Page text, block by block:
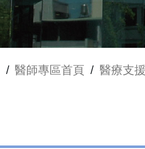
/ 醫師專區首頁 / 醫療支